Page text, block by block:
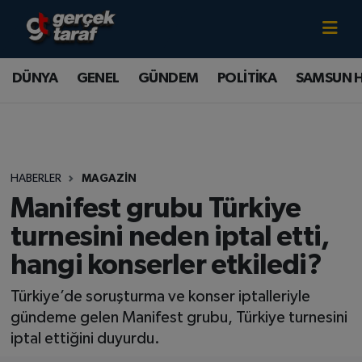
DÜNYA GENEL GÜNDEM POLİTİKA SAMSUN
HABERLER MAGAZİN
Manifest grubu Türkiye
turnesini neden iptal etti,
hangi konserler etkiledi?
Türkiye’de soruşturma ve konser iptalleriyle
gündeme gelen Manifest grubu, Türkiye turnesini
iptal ettiğini duyurdu.
Canlı TV İzle
DÜNYA
POLİTİKA
SAMSUN HABER
SAMSUNSPOR
SAĞLIK
TEKNOLOJİ
Samsun Nöbetçi Eczaneler
Samsun Trafik Yoğunluk Haritası
Süper Lig Puan Durumu ve Fikstür
Tüm Manşetler
Son Dakika Haberleri
Haber Arşivi